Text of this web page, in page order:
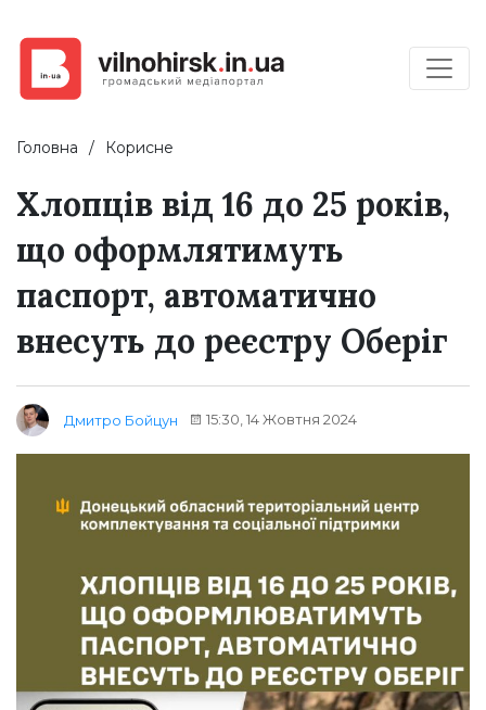
Головна Корисне
Хлопців від 16 до 25 років,
що оформлятимуть
паспорт, автоматично
внесуть до реєстру Оберіг
Дмитро Бойцун 15:30, 14 Жовтня 2024